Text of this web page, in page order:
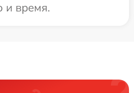
и время.